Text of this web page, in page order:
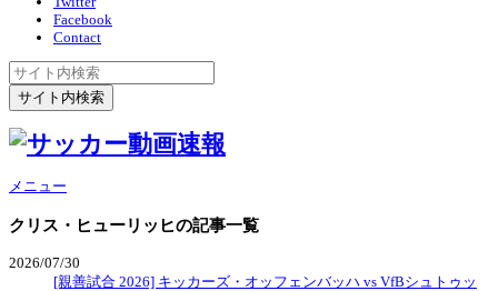
Facebook
Contact
メニュー
クリス・ヒューリッヒの記事一覧
2026/07/30
[親善試合 2026] キッカーズ・オッフェンバッハ vs VfBシュトゥッ